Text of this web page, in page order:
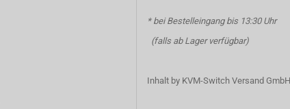
* bei Bestelleingang bis 13:30 Uhr
(falls ab Lager verfügbar)
Inhalt by KVM-Switch Versand